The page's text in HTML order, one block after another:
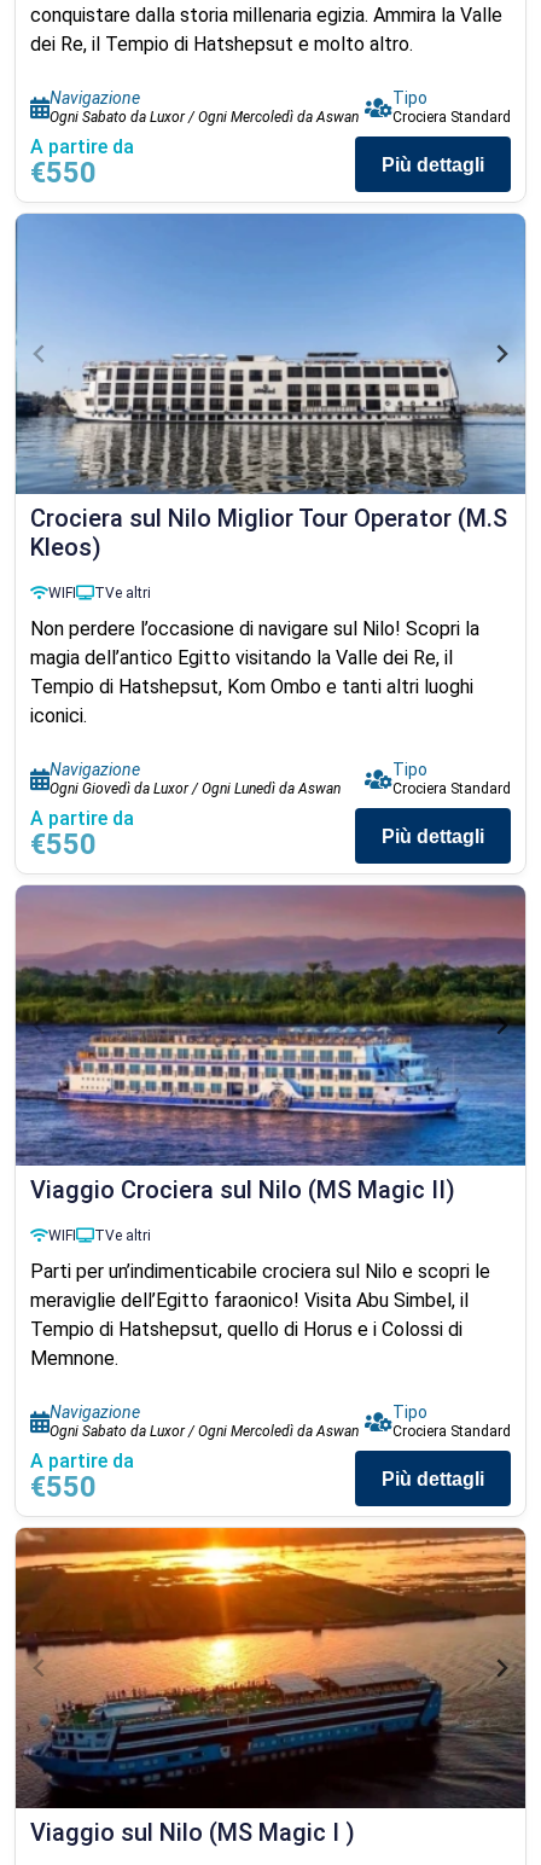
conquistare dalla storia millenaria egizia. Ammira la Valle
dei Re, il Tempio di Hatshepsut e molto altro.
Navigazione
Ogni Sabato da Luxor / Ogni Mercoledì da Aswan
Tipo
Crociera Standard
A partire da
€550 Più dettagli
Crociera sul Nilo Miglior Tour Operator (M.S
Kleos)
WIFI TVe altri
Non perdere l’occasione di navigare sul Nilo! Scopri la
magia dell’antico Egitto visitando la Valle dei Re, il
Tempio di Hatshepsut, Kom Ombo e tanti altri luoghi
iconici.
Navigazione
Ogni Giovedì da Luxor / Ogni Lunedì da Aswan
Tipo
Crociera Standard
A partire da
€550 Più dettagli
Viaggio Crociera sul Nilo (MS Magic II)
WIFI TVe altri
Parti per un’indimenticabile crociera sul Nilo e scopri le
meraviglie dell’Egitto faraonico! Visita Abu Simbel, il
Tempio di Hatshepsut, quello di Horus e i Colossi di
Memnone.
Navigazione
Ogni Sabato da Luxor / Ogni Mercoledì da Aswan
Tipo
Crociera Standard
A partire da
€550 Più dettagli
Viaggio sul Nilo (MS Magic I )